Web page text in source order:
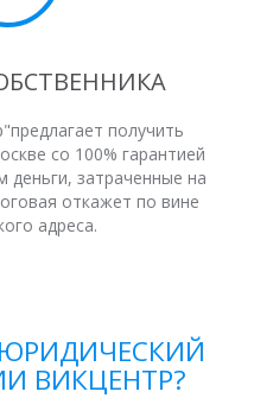
получить
со 100% гарантией
деньги, затраченные на
откажет по вине
адреса.
ВИКЦЕНТР?